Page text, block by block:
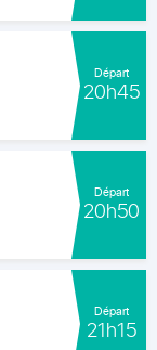
Départ
20h45
Départ
20h50
Départ
21h15